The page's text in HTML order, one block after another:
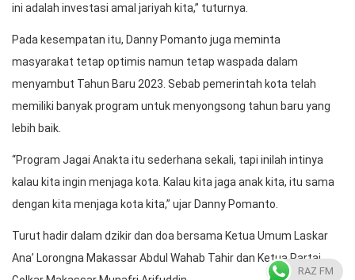
ini adalah investasi amal jariyah kita,” tuturnya.
Pada kesempatan itu, Danny Pomanto juga meminta
masyarakat tetap optimis namun tetap waspada dalam
menyambut Tahun Baru 2023. Sebab pemerintah kota telah
memiliki banyak program untuk menyongsong tahun baru yang
lebih baik.
“Program Jagai Anakta itu sederhana sekali, tapi inilah intinya
kalau kita ingin menjaga kota. Kalau kita jaga anak kita, itu sama
dengan kita menjaga kota kita,” ujar Danny Pomanto.
Turut hadir dalam dzikir dan doa bersama Ketua Umum Laskar
Ana’ Lorongna Makassar Abdul Wahab Tahir dan Ketua Partai
RAZ FM